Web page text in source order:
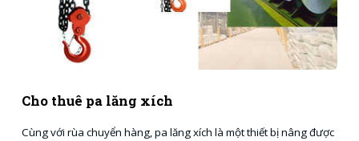
Cho thuê pa lăng xích
Cùng với rùa chuyển hàng, pa lăng xích là một thiết bị nâng được